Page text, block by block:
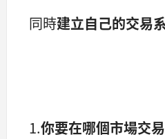
同時建立自己的交易
1.你要在哪個市場交